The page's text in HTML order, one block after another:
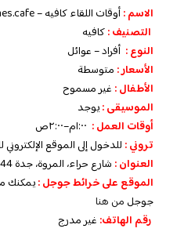
الاسم :أوقات اللقاء كافيه – meeting.times.cafe
التصنيف :كافيه
النوع : أفراد – عوائل
الأسعار : متوسطة
الأطفال : غير مسموح
الموسيقى :يوجد
أوقات العمل :
تروني : للدخول إلى الموقع
العنوان : شارع حراء، المروة، جدة 23544، المملكة العربية السعودية
الموقع على خرائط جوجل :يمكنك
جوجل من هنا
رقم الهاتف: غير مدرج